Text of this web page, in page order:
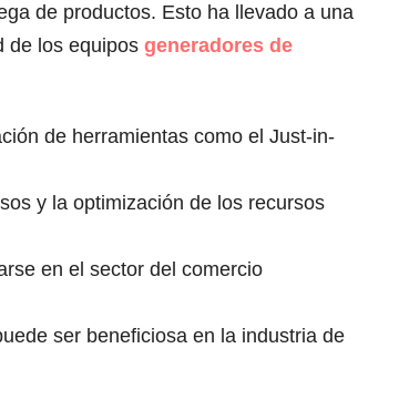
de productos. Esto ha llevado a una
de los equipos generadores de
de herramientas como el Just-in-
y la optimización de los recursos
en el sector del comercio
ser beneficiosa en la industria de